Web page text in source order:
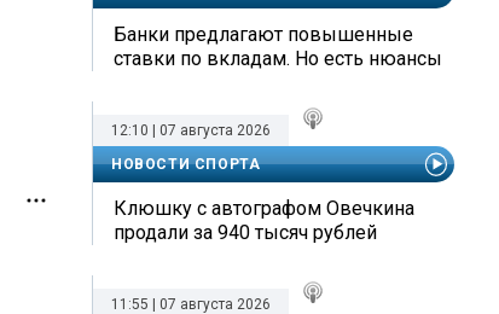
Банки предлагают повышенные
ставки по вкладам. Но есть нюансы
12:10 | 07 августа 2026
НОВОСТИ СПОРТА
Клюшку с автографом Овечкина
продали за 940 тысяч рублей
11:55 | 07 августа 2026